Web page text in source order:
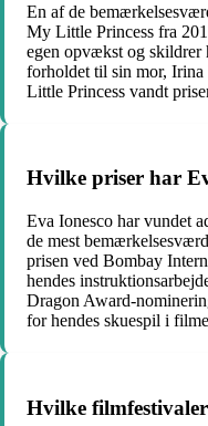
En af de
My Little Princess fra
egen opvækst og skildrer
forholdet til sin mor,
Little Princess vandt
Hvilke priser har
Eva Ionesco har vundet
de mest
prisen ved Bombay
hendes
Dragon Award-
for hendes skuespil i
Hvilke